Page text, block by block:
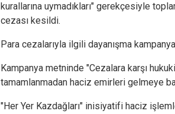
kurallarına uymadıkları" gerekçesiyle
cezası kesildi.
Para cezalarıyla ilgili dayanışma
Kampanya metninde "Cezalara karşı
tamamlanmadan haciz emirleri gelmeye
"Her Yer Kazdağları" inisiyatifi haciz